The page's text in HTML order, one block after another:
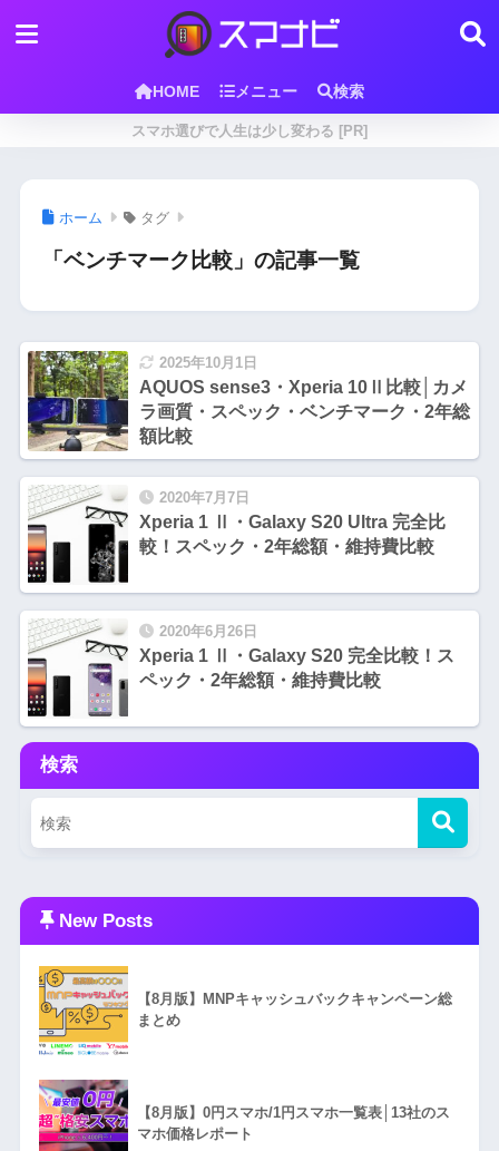
HOME メニュー 検索
スマホ選びで人生は少し変わる [PR]
ホーム タグ
「ベンチマーク比較」の記事一覧
2025年10月1日
AQUOS sense3・Xperia 10Ⅱ比較│カメ
ラ画質・スペック・ベンチマーク・2年総
額比較
2020年7月7日
Xperia 1 Ⅱ・Galaxy S20 Ultra 完全比
較！スペック・2年総額・維持費比較
2020年6月26日
Xperia 1 Ⅱ・Galaxy S20 完全比較！ス
ペック・2年総額・維持費比較
検索
New Posts
【8月版】MNPキャッシュバックキャンペーン総
まとめ
【8月版】0円スマホ/1円スマホ一覧表│13社のス
マホ価格レポート